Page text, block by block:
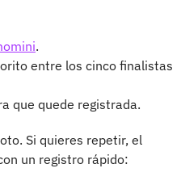
.
entre los cinco finalistas
que quede registrada.
Si quieres repetir, el
un registro rápido: